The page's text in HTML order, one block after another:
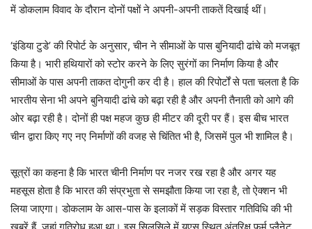
में डोकलाम विवाद के दौरान दोनों पक्षों ने अपनी-अपनी ताकतें दिखाई थीं।
‘इंडिया टुडे’ की रिपोर्ट के अनुसार, चीन ने सीमाओं के पास बुनियादी ढांचे को मजबूत
किया है। भारी हथियारों को स्टोर करने के लिए सुरंगों का निर्माण किया है और
सीमाओं के पास अपनी ताकत दोगुनी कर दी है। हाल की रिपोर्टों से पता चलता है कि
भारतीय सेना भी अपने बुनियादी ढांचे को बढ़ा रही है और अपनी तैनाती को आगे की
ओर बढ़ा रही है। दोनों ही पक्ष महज कुछ ही मीटर की दूरी पर हैं। इस बीच भारत
चीन द्वारा किए गए नए निर्माणों की वजह से चिंतित भी है, जिसमें पुल भी शामिल है।
सूत्रों का कहना है कि भारत चीनी निर्माण पर नजर रख रहा है और अगर यह
महसूस होता है कि भारत की संप्रभुता से समझौता किया जा रहा है, तो ऐक्शन भी
लिया जाएगा। डोकलाम के आस-पास के इलाकों में सड़क विस्तार गतिविधि की भी